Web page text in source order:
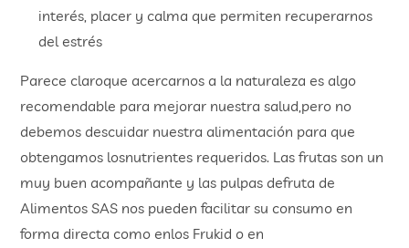
interés, placer y calma que permiten recuperarnos
del estrés
Parece claroque acercarnos a la naturaleza es algo
recomendable para mejorar nuestra salud,pero no
debemos descuidar nuestra alimentación para que
obtengamos losnutrientes requeridos. Las frutas son un
muy buen acompañante y las pulpas defruta de
Alimentos SAS nos pueden facilitar su consumo en
forma directa como enlos Frukid o en